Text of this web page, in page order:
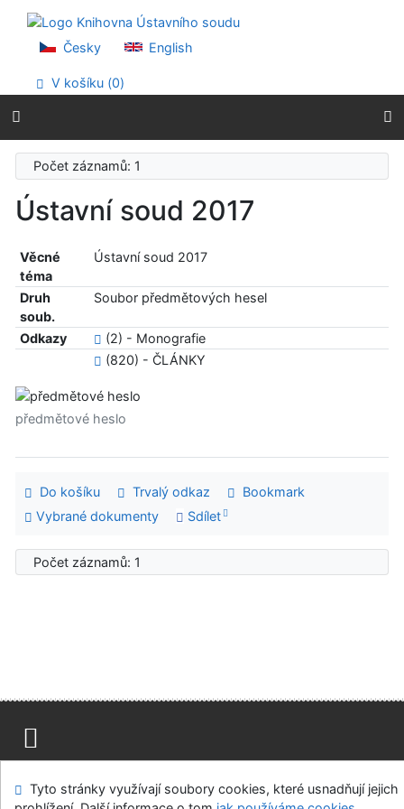
Přejít na menu
Prohlášení o webové přístupnosti
Česky English
V košíku (0)
Počet záznamů: 1
Ústavní soud 2017
Věcné
téma
Ústavní soud 2017
Druh
soub.
Soubor předmětových hesel
Odkazy
(2) - Monografie
(820) - ČLÁNKY
předmětové heslo
Do košíku Trvalý odkaz
Bookmark
Vybrané dokumenty
Sdílet
Počet záznamů: 1
Modul OpenSearch
Napište nám Nastavení cookies
Tyto stránky využívají soubory cookies, které usnadňují jejich